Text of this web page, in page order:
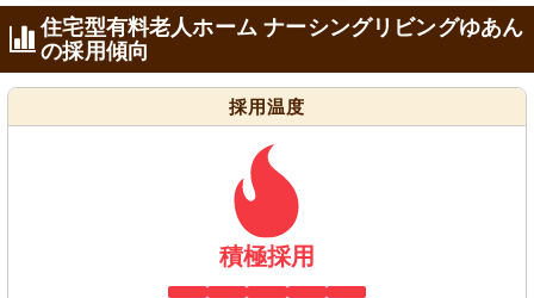
住宅型有料老人ホーム ナーシングリビングゆあん
の採用傾向
採用温度
積極採用